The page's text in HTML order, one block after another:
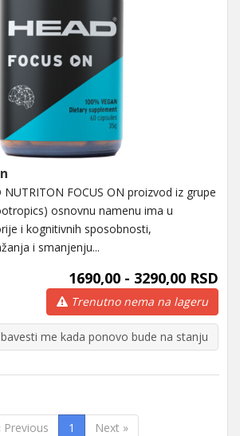
NUTRITON FOCUS ON proizvod iz grupe
osnovnu namenu ima u
i kognitivnih sposobnosti,
i smanjenju...
1690,00 - 3290,00 RSD
Trenutno nema na lageru
me kada ponovo bude na stanju
Previous 1 Next »